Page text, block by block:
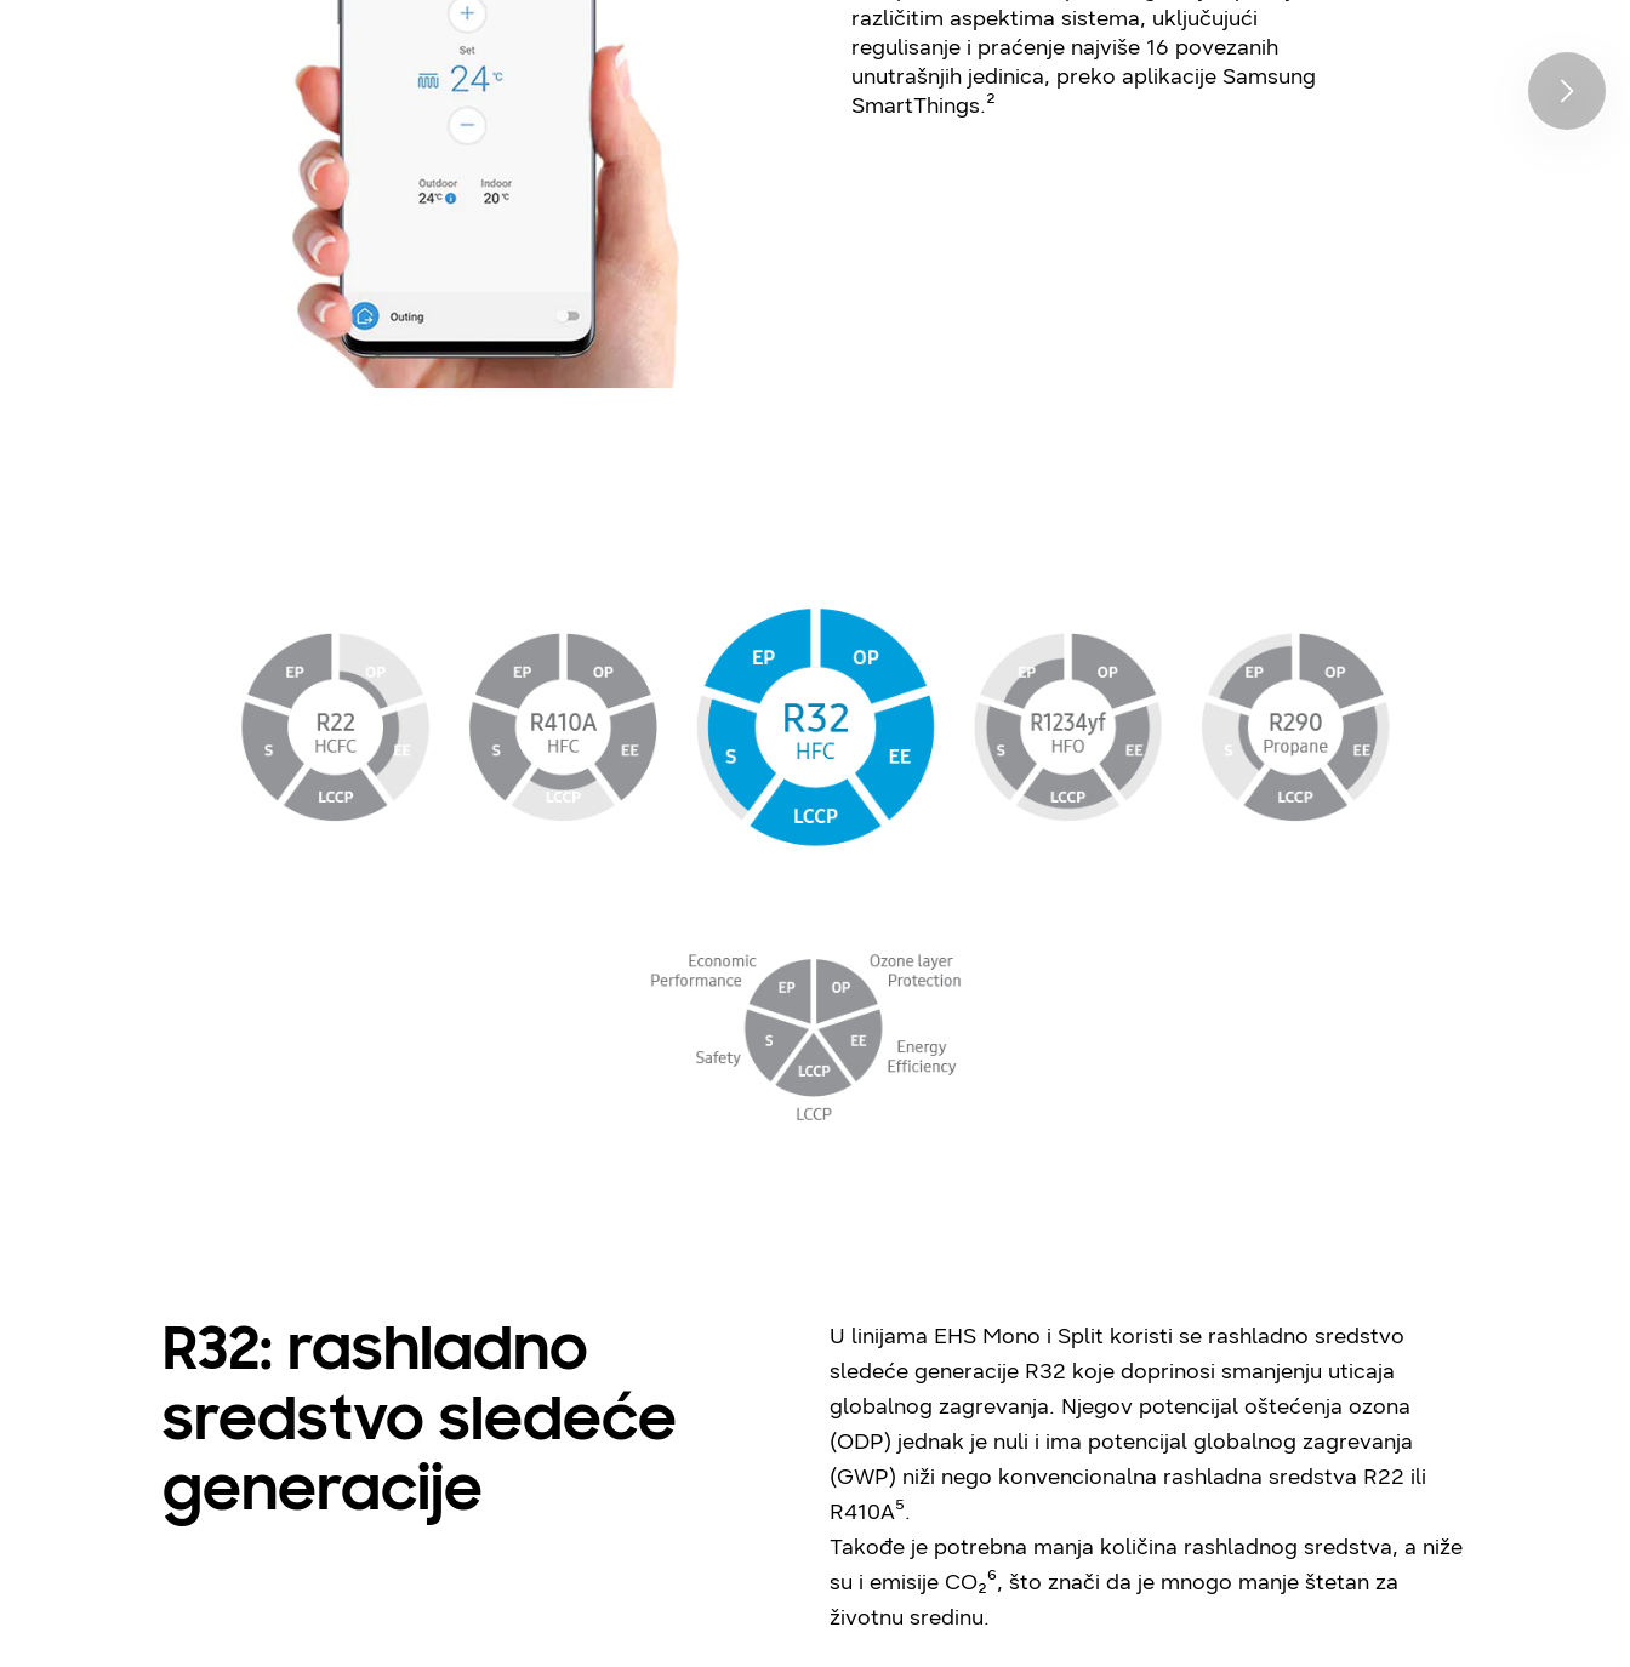
različitim aspektima sistema, uključujući
regulisanje i praćenje najviše 16 povezanih
unutrašnjih jedinica, preko aplikacije Samsung
SmartThings.²
R32: rashladno
sredstvo sledeće
generacije
U linijama EHS Mono i Split koristi se rashladno sredstvo
sledeće generacije R32 koje doprinosi smanjenju uticaja
globalnog zagrevanja. Njegov potencijal oštećenja ozona
(ODP) jednak je nuli i ima potencijal globalnog zagrevanja
(GWP) niži nego konvencionalna rashladna sredstva R22 ili
R410A⁵.
Takođe je potrebna manja količina rashladnog sredstva, a niže
su i emisije CO₂⁶, što znači da je mnogo manje štetan za
životnu sredinu.